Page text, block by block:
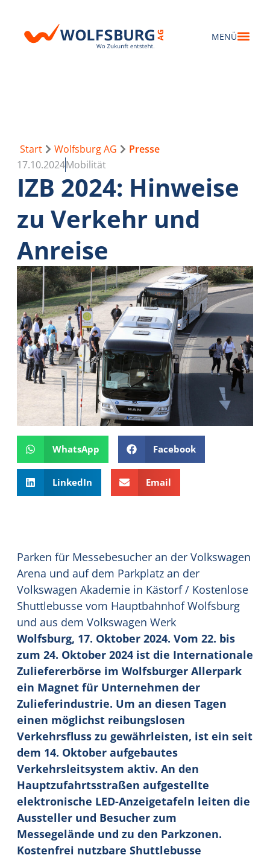
Start Wolfsburg AG
Presse
17.10.2024Mobilität
IZB 2024: Hinweise
zu Verkehr und
Anreise
WhatsApp Facebook
LinkedIn Email
Parken für Messebesucher an der Volkswagen
Arena und auf dem Parkplatz an der
Volkswagen Akademie in Kästorf / Kostenlose
Shuttlebusse vom Hauptbahnhof Wolfsburg
und aus dem Volkswagen Werk
Wolfsburg, 17. Oktober 2024. Vom 22. bis
zum 24. Oktober 2024 ist die Internationale
Zuliefererbörse im Wolfsburger Allerpark
ein Magnet für Unternehmen der
Zulieferindustrie. Um an diesen Tagen
einen möglichst reibungslosen
Verkehrsfluss zu gewährleisten, ist ein seit
dem 14. Oktober aufgebautes
Verkehrsleitsystem aktiv. An den
Hauptzufahrtsstraßen aufgestellte
elektronische LED-Anzeigetafeln leiten die
Aussteller und Besucher zum
Messegelände und zu den Parkzonen.
Kostenfrei nutzbare Shuttlebusse